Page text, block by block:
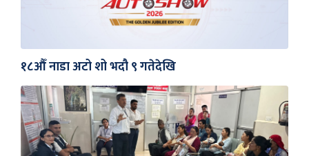
१८औँ नाडा अटो शो भदौ ९ गतेदेखि